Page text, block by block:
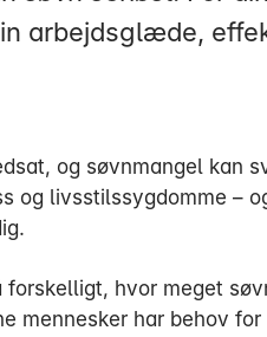
arbejdsglæde,
og søvnmangel kan
og livsstilssygdomme –
hvor meget
mennesker har behov